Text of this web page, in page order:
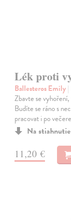
Lék proti
Ballesteros Emily|
Zbavte se
Budíte se ráno s
pracovat i po
Na
11,20 €